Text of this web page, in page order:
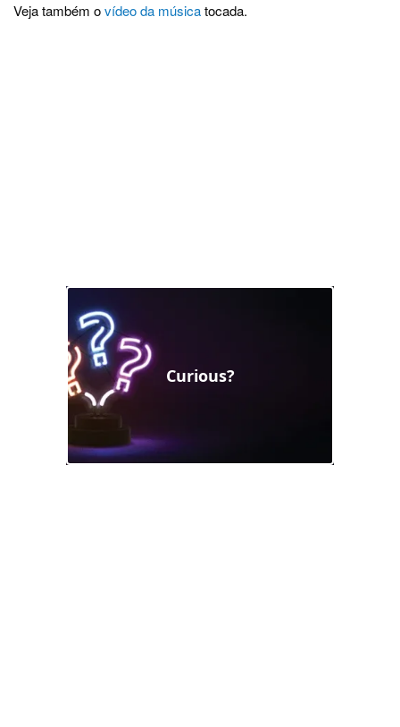
Veja também ovídeo da músicatocada.